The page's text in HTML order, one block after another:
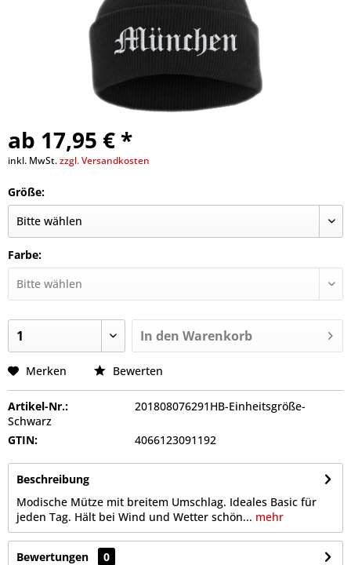
ab 17,95 € *
inkl. MwSt.zzgl. Versandkosten
Größe:
Farbe:
In den Warenkorb
Merken Bewerten
Artikel-Nr.:
201808076291HB-Einheitsgröße-
Schwarz
GTIN:
4066123091192
Beschreibung
Modische Mütze mit breitem Umschlag. Ideales Basic für
jeden Tag. Hält bei Wind und Wetter schön... mehr
Bewertungen
0